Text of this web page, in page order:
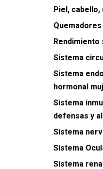
Piel, cabello,
Rendimiento
Sistema
Sistema
hormonal
Sistema
defensas y
Sistema
Sistema
Sistema